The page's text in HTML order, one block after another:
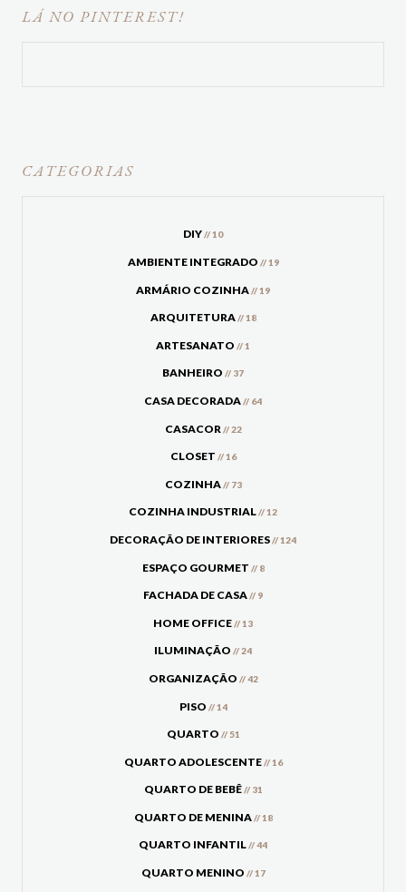
LÁ NO PINTEREST!
CATEGORIAS
DIY// 10
AMBIENTE INTEGRADO // 19
ARMÁRIO COZINHA// 19
ARQUITETURA// 18
ARTESANATO // 1
BANHEIRO // 37
CASA DECORADA// 64
CASACOR // 22
CLOSET // 16
COZINHA// 73
COZINHA INDUSTRIAL// 12
DECORAÇÃO DE INTERIORES// 124
ESPAÇO GOURMET // 8
FACHADA DE CASA// 9
HOME OFFICE// 13
ILUMINAÇÃO // 24
ORGANIZAÇÃO // 42
PISO // 14
QUARTO // 51
QUARTO ADOLESCENTE// 16
QUARTO DE BEBÊ// 31
QUARTO DE MENINA// 18
QUARTO INFANTIL// 44
QUARTO MENINO // 17